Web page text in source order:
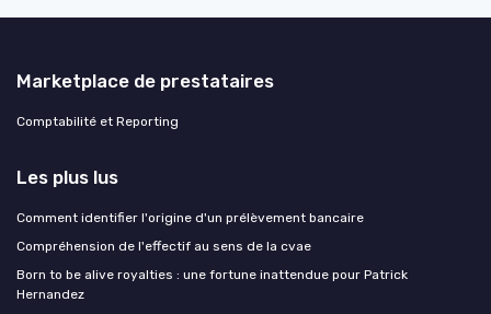
Marketplace de prestataires
Comptabilité et Reporting
Les plus lus
Comment identifier l'origine d'un prélèvement bancaire
Compréhension de l'effectif au sens de la cvae
Born to be alive royalties : une fortune inattendue pour Patrick
Hernandez